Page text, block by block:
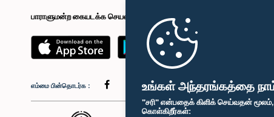
உங்கள் அந்தரங்கத்தை
"சரி" என்பதைக் கிளிக் செய்வதன்
கொள்கிறீர்கள்:
பாராளுமன்ற கையடக்க செயலி
எம்மை பின்தொடர்க :